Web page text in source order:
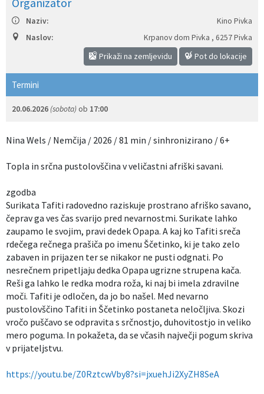
Naziv:
Kino Pivka
Naslov:
Krpanov dom Pivka , 6257 Pivka
Prikaži na zemljevidu Pot do lokacije
Termini
20.06.2026 (sobota) ob 17:00
Nina Wels / Nemčija / 2026 / 81 min / sinhronizirano / 6+
Topla in srčna pustolovščina v veličastni afriški savani.
zgodba
Surikata Tafiti radovedno raziskuje prostrano afriško savano,
čeprav ga ves čas svarijo pred nevarnostmi. Surikate lahko
zaupamo le svojim, pravi dedek Opapa. A kaj ko Tafiti sreča
rdečega rečnega prašiča po imenu Ščetinko, ki je tako zelo
zabaven in prijazen ter se nikakor ne pusti odgnati. Po
nesrečnem pripetljaju dedka Opapa ugrizne strupena kača.
Reši ga lahko le redka modra roža, ki naj bi imela zdravilne
moči. Tafiti je odločen, da jo bo našel. Med nevarno
pustolovščino Tafiti in Ščetinko postaneta neločljiva. Skozi
vročo puščavo se odpravita s srčnostjo, duhovitostjo in veliko
mero poguma. In pokažeta, da se včasih največji pogum skriva
v prijateljstvu.
https://youtu.be/Z0RztcwVby8?si=jxuehJi2XyZH8SeA
Izobraževanje
Kultura, šport in turizem
Sociala in zdravstvo
Skupna občinska uprava